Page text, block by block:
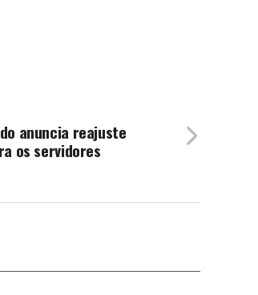
anuncia reajuste
os servidores